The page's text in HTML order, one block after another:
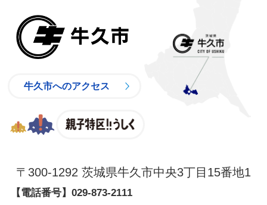
牛久市へのアクセス
〒300-1292 茨城県牛久市中央3丁目15番地1
【電話番号】 029-873-2111